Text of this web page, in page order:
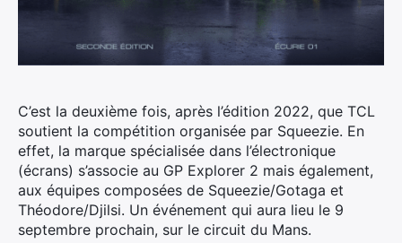
C’est la deuxième fois, après l’édition 2022, que TCL
soutient la compétition organisée par Squeezie. En
effet, la marque spécialisée dans l’électronique
(écrans) s’associe au GP Explorer 2 mais également,
aux équipes composées de Squeezie/Gotaga et
Théodore/Djilsi. Un événement qui aura lieu le 9
septembre prochain, sur le circuit du Mans.